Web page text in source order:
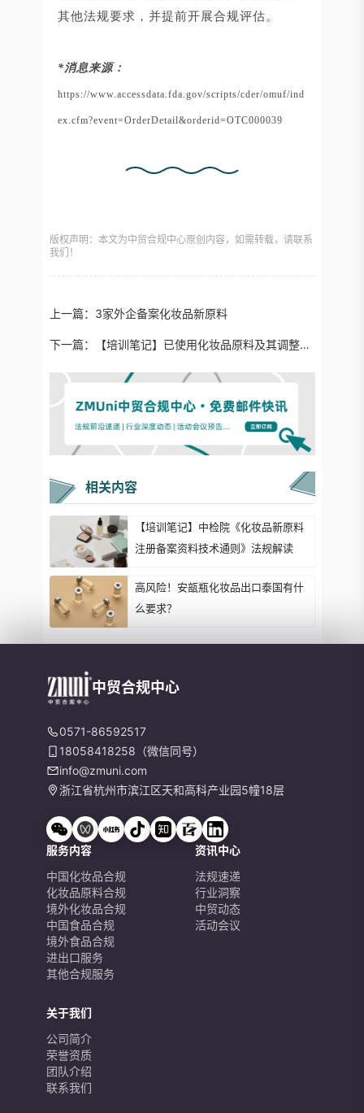
其他法规要求，并提前开展合规评估。
*消息来源：
https://www.accessdata.fda.gov/scripts/cder/omuf/ind
ex.cfm?event=OrderDetail&orderid=OTC000039
版权声明：本文为中贸合规中心原创内容，如需转载，请联系
我们！
上一篇： 3家外企备案化妆品新原料
下一篇： 【培训笔记】已使用化妆品原料及其调整情况汇总
相关内容
【培训笔记】中检院《化妆品新原料
注册备案资料技术通则》法规解读
高风险！安瓿瓶化妆品出口泰国有什
么要求？
中贸合规中心
0571-86592517
18058418258（微信同号）
info@zmuni.com
浙江省杭州市滨江区天和高科产业园5幢18层
服务内容
中国化妆品合规
化妆品原料合规
境外化妆品合规
中国食品合规
境外食品合规
进出口服务
其他合规服务
资讯中心
法规速递
行业洞察
中贸动态
活动会议
关于我们
公司简介
荣誉资质
团队介绍
联系我们